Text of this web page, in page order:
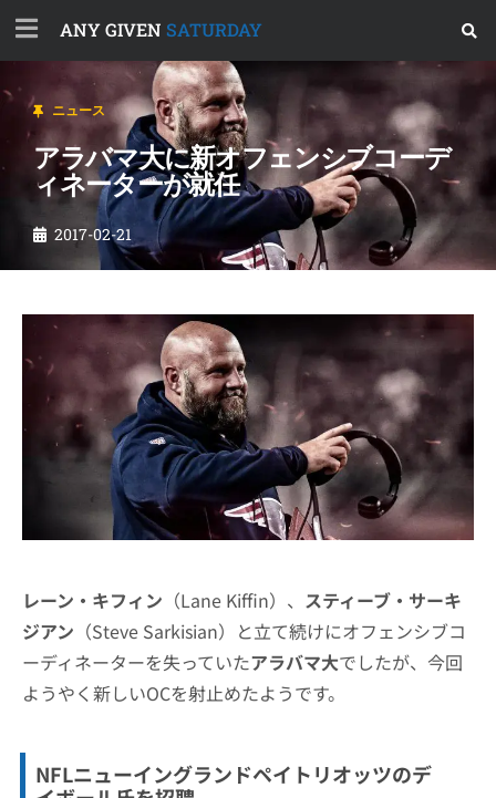
ANY GIVEN SATURDAY
ニュース
アラバマ大に新オフェンシブコーデ
ィネーターが就任
2017-02-21
レーン・キフィン （Lane Kiffin）、 スティーブ・サーキ
ジアン （Steve Sarkisian）と立て続けにオフェンシブコ
ーディネーターを失っていたアラバマ大でしたが、今回
ようやく新しいOCを射止めたようです。
NFLニューイングランドペイトリオッツのデ